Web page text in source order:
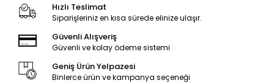
Hızlı Teslimat
Siparişleriniz en kısa sürede elinize ulaşır.
Güvenli Alışveriş
Güvenli ve kolay ödeme sistemi
Geniş Ürün Yelpazesi
Binlerce ürün ve kampanya seçeneği